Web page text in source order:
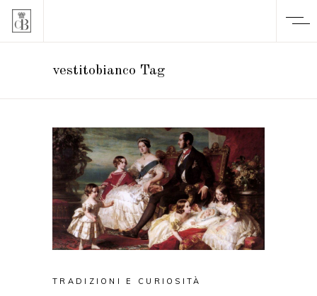
vestitobianco Tag
TRADIZIONI E CURIOSITÀ